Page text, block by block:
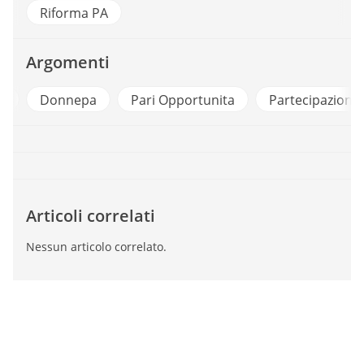
Riforma PA
Argomenti
Donnepa Pari Opportunita Partecipazione
Articoli correlati
Nessun articolo correlato.